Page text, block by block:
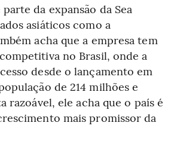
da expansão da Sea
asiáticos como a
acha que a empresa tem
no Brasil, onde a
desde o lançamento em
de 214 milhões e
razoável, ele acha que o país é
mais promissor da